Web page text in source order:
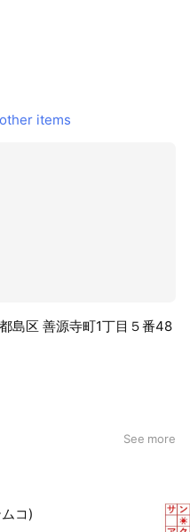
items
島区 善源寺町1丁目５番48
See more
コ)